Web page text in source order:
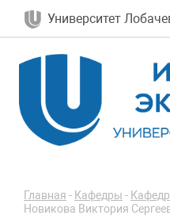
Университет
Главная - Кафедры -
Новикова Виктория